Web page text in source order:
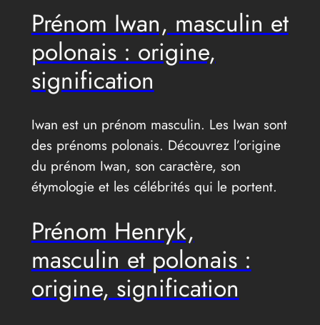
Prénom Iwan, masculin et
polonais : origine,
signification
Iwan est un prénom masculin. Les Iwan sont
des prénoms polonais. Découvrez l’origine
du prénom Iwan, son caractère, son
étymologie et les célébrités qui le portent.
Prénom Henryk,
masculin et polonais :
origine, signification